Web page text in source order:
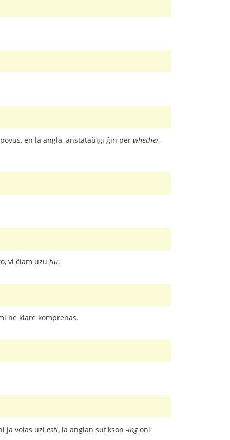
en la angla, anstataŭigi ĝin per whether,
vi ĉiam uzu tiu.
ne klare komprenas.
ja volas uzi esti, la anglan sufikson -ingoni